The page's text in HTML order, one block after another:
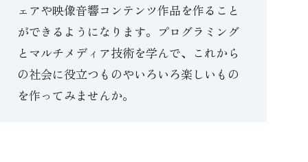
ェアや映像音響コンテンツ作品を作ること
ができるようになります。プログラミング
とマルチメディア技術を学んで、これから
の社会に役立つものやいろいろ楽しいもの
を作ってみませんか。